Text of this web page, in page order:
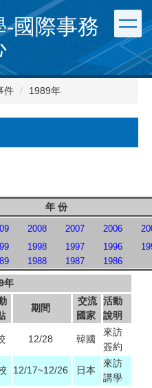
國際事務
件 1989年
年 份
2008 2007 2006
1998 1997 1996
1988 1987 1986
年
期間
交流
國家
活動
說明
12/28 韓國
來訪
簽約
12/17~12/26 日本
來訪
講學